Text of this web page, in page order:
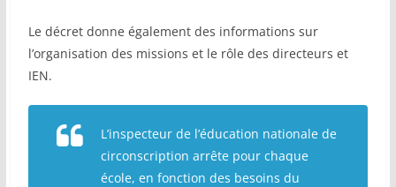
Le décret donne également des informations sur
l’organisation des missions et le rôle des directeurs et
IEN.
L’inspecteur de l’éducation nationale de
circonscription arrête pour chaque
école, en fonction des besoins du